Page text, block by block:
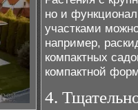
но и
участками
например,
компактных
компактной
4.